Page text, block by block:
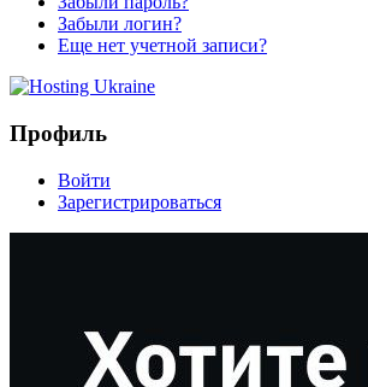
Забыли логин?
Еще нет учетной записи?
Профиль
Войти
Зарегистрироваться